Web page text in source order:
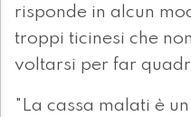
risponde in alcun
troppi ticinesi che
voltarsi per far
"La cassa malati è